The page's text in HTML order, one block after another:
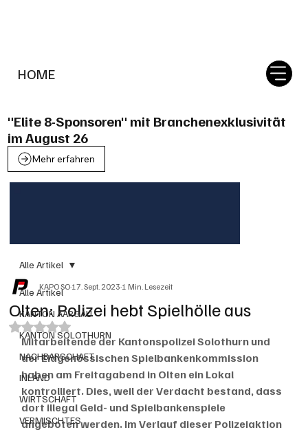
HOME
"Elite 8-Sponsoren" mit Branchenexklusivität
im August 26
Mehr erfahren
Alle Artikel
KANTON AARGAU
KANTON SOLOTHURN
NACHBARSCHAFT
INLAND
WIRTSCHAFT
VERMISCHTES
Alle Artikel
Olten: Polizei hebt Spielhölle aus
KAPO SO17. Sept. 20231 Min. Lesezeit
Mit NaN von 5 Sternen bewertet.
Mitarbeitende der Kantonspolizei Solothurn und
der Eidgenössischen Spielbankenkommission
haben am Freitagabend in Olten ein Lokal
kontrolliert. Dies, weil der Verdacht bestand, dass
dort illegal Geld- und Spielbankenspiele
angeboten werden. Im Verlauf dieser Polizeiaktion